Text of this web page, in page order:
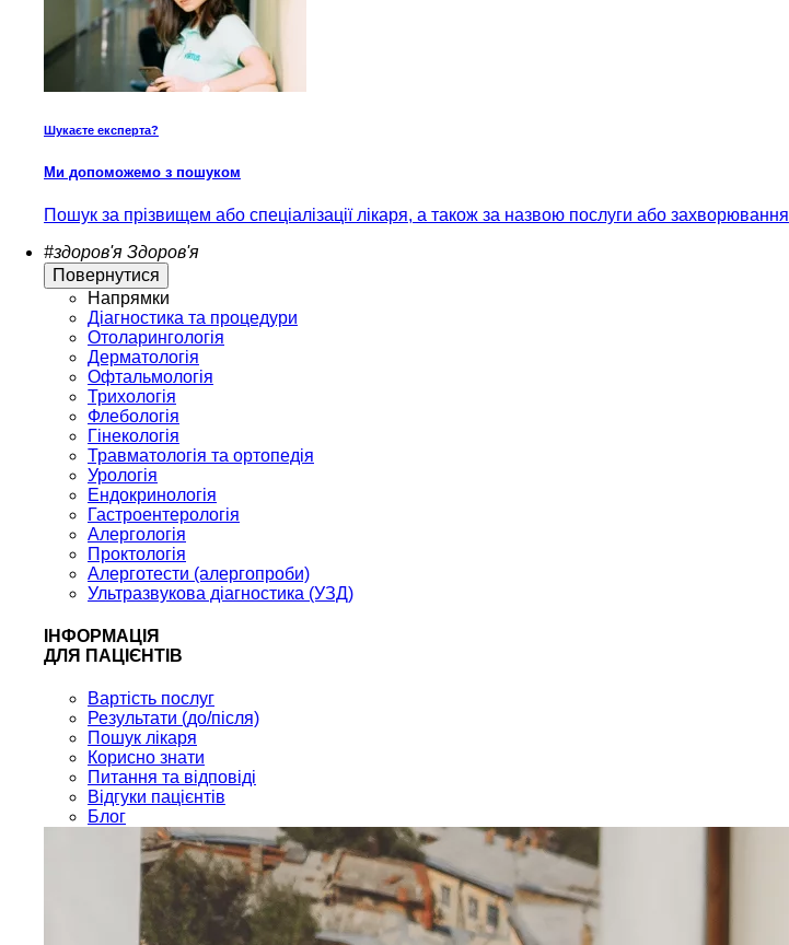
Шукаєте експерта?
Ми допоможемо з пошуком
Пошук за прізвищем або спеціалізації лікаря, а також за назвою послуги або захворювання
#здоров'я Здоров'я
Повернутися
Напрямки
Діагностика та процедури
Отоларингологія
Дерматологія
Офтальмологія
Трихологія
Флебологія
Гінекологія
Травматологія та ортопедія
Урологія
Ендокринологія
Гастроентерологія
Алергологія
Проктологія
Алерготести (алергопроби)
Ультразвукова діагностика (УЗД)
ІНФОРМАЦІЯ
ДЛЯ ПАЦІЄНТІВ
Вартість послуг
Результати (до/після)
Пошук лікаря
Корисно знати
Питання та відповіді
Відгуки пацієнтів
Блог